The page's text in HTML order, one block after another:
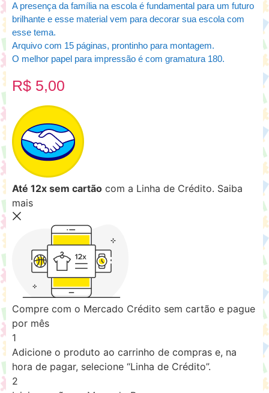
A presença da família na escola é fundamental para um futuro
brilhante e esse material vem para decorar sua escola com
esse tema.
Arquivo com 15 páginas, prontinho para montagem.
O melhor papel para impressão é com gramatura 180.
R$ 5,00
Até 12x sem cartão com a Linha de Crédito. Saiba
mais
Compre com o Mercado Crédito sem cartão e pague
por mês
1
Adicione o produto ao carrinho de compras e, na
hora de pagar, selecione “Linha de Crédito”.
2